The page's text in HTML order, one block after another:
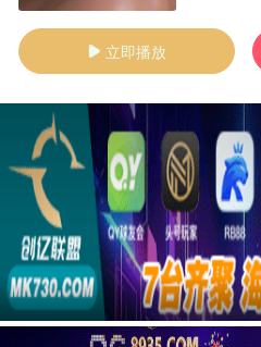
 立即播放